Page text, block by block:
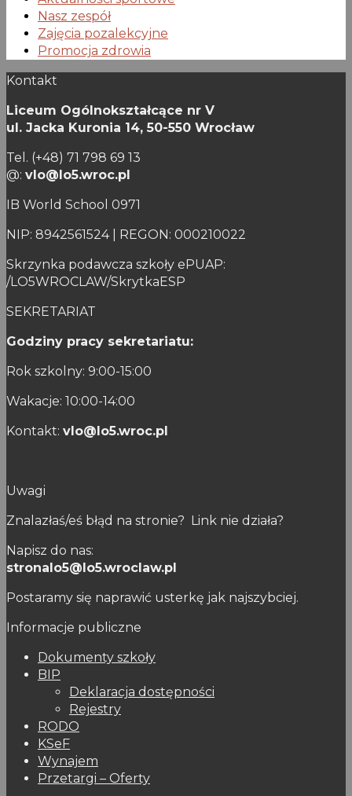
Nasz zespół
Zajęcia pozalekcyjne
Promocja zdrowia
Kontakt
Liceum Ogólnokształcące nr V
ul. Jacka Kuronia 14, 50-550 Wrocław
Tel. (+48) 71 798 69 13
@: vlo@lo5.wroc.pl
IB World School 0971
NIP: 8942561524 | REGON: 000210022
Skrzynka podawcza szkoły ePUAP:
/LO5WROCLAW/SkrytkaESP
SEKRETARIAT
Godziny pracy sekretariatu:
Rok szkolny: 9:00-15:00
Wakacje: 10:00-14:00
Kontakt: vlo@lo5.wroc.pl
Uwagi
Znalazłaś/eś błąd na stronie? Link nie działa?
Napisz do nas:
stronalo5@lo5.wroclaw.pl
Postaramy się naprawić usterkę jak najszybciej.
Informacje publiczne
Dokumenty szkoły
BIP
Deklaracja dostępności
Rejestry
RODO
KSeF
Wynajem
Przetargi – Oferty